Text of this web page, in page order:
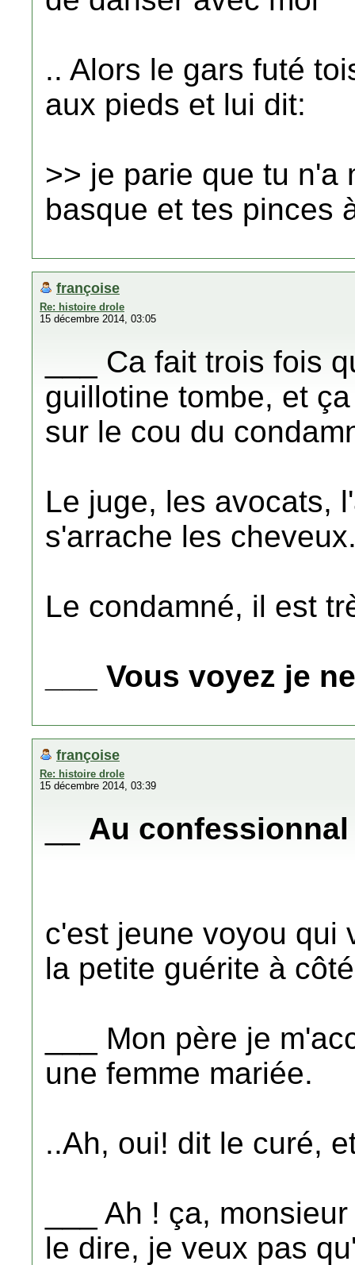
.. Alors le gars futé
aux pieds et lui dit:
>> je parie que tu n'a
basque et tes pinces
françoise
Re: histoire drole
15 décembre 2014, 03:05
___ Ca fait trois fois
guillotine tombe, et
sur le cou du
Le juge, les avocats,
s'arrache les
Le condamné, il est
___ Vous voyez je
françoise
Re: histoire drole
15 décembre 2014, 03:39
Au confessionnal
c'est jeune voyou qui
la petite guérite à
___ Mon père je
une femme mariée.
..Ah, oui! dit le curé,
___ Ah ! ça,
le dire, je veux pas